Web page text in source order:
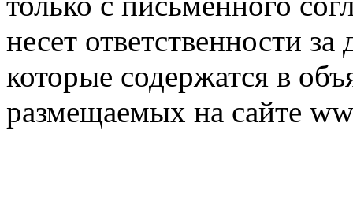
несет ответственности
которые содержатся в
размещаемых на сайте